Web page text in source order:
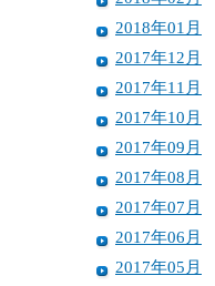
2018年01月
2017年12月
2017年11月
2017年10月
2017年09月
2017年08月
2017年07月
2017年06月
2017年05月